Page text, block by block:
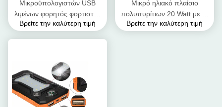
Μικροϋπολογιστών USB
λιμένων φορητός φορτιστής
μπαταριών 12 βολτ ηλιακός
Βρείτε την καλύτερη τιμή
Μικρό ηλιακό πλαίσιο
πολυπυρίτιων 20 Watt με το
πλαίσιο κραμάτων αργιλίου
Βρείτε την καλύτερη τιμή